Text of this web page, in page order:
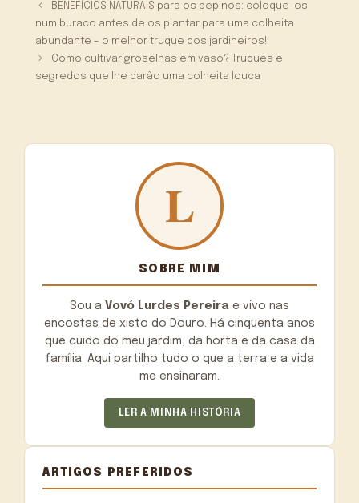
BENEFÍCIOS NATURAIS para os pepinos: coloque-os
num buraco antes de os plantar para uma colheita
abundante – o melhor truque dos jardineiros!
Como cultivar groselhas em vaso? Truques e
segredos que lhe darão uma colheita louca
SOBRE MIM
Sou a Vovó Lurdes Pereira e vivo nas
encostas de xisto do Douro. Há cinquenta anos
que cuido do meu jardim, da horta e da casa da
família. Aqui partilho tudo o que a terra e a vida
me ensinaram.
LER A MINHA HISTÓRIA
ARTIGOS PREFERIDOS